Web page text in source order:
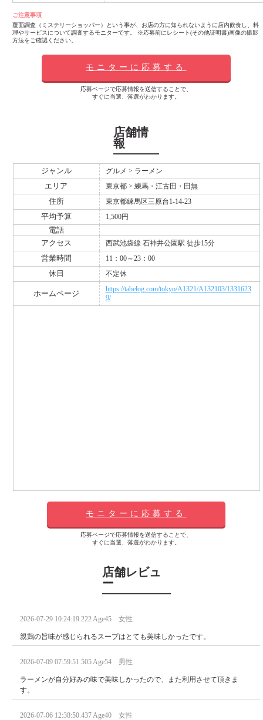
ご注意事項
覆面調査（ミステリーショッパー）という事が、お店の方に知られないように店内飲食し、料
理やサービスについて調査するモニターです。 ※応募前にレシート(その他証明書)画像の撮影
方法をご確認ください。
モニターに応募する
応募ページで応募情報を送信することで、
すぐに当選、落選がわかります。
店舗情
報
ジャンル グルメ > ラーメン
エリア 東京都 > 練馬・江古田・田無
住所 東京都練馬区三原台1-14-23
平均予算 1,500円
電話
アクセス
西武池袋線 石神井公園駅 徒歩15分
営業時間 11：00～23：00
休日 不定休
ホームページ
https://tabelog.com/tokyo/A1321/A132103/1331623
9/
モニターに応募する
応募ページで応募情報を送信することで、
すぐに当選、落選がわかります。
店舗レビュ
ー
2026-07-29 10:24:19.222 Age45 女性
親鶏の旨味が感じられるスープはとても美味しかったです。
2026-07-09 07:59:51.505 Age54 男性
ラーメンが自分好みの味で美味しかったので、また利用させて頂きま
す。
2026-07-06 12:38:50.437 Age40 女性